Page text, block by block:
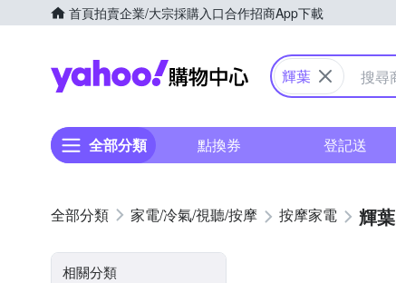
首頁拍賣企業/大宗採購入口合作招商App下載
Yahoo購物中心
輝葉
全部分類 點換券 登記送
家電/冷氣/視聽/按摩 按摩家電 輝葉
相關分類